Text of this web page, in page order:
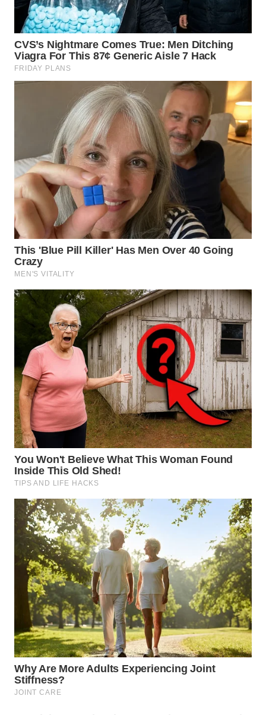
WN
KALTENG
WN
KALTIM
WN
SULSEL
WN
GORONTALO
WN
SULUT
WN
MALUKU
WN
MALUT
WN
DAIRI
WN
DANAU
WN
NIAS
WN
LANGKAT
WN
TAPANULI
SELATAN
WN
TANJUNG
LESUNG